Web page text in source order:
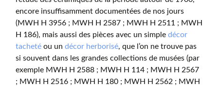
encore insuffisamment documentées de nos jours
(MWH H 3956 ; MWH H 2587 ; MWH H 2511 ; MWH
H 186), mais aussi des pièces avec un simple décor
tacheté ou un décor herborisé, que l’on ne trouve pas
si souvent dans les grandes collections de musées (par
exemple MWH H 2588 ; MWH H 114 ; MWH H 2567
; MWH H 2516 ; MWH H 180 ; MWH H 2562 ; MWH